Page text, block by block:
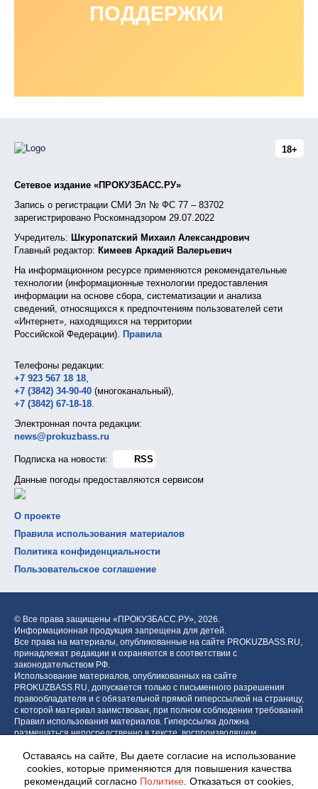
ПОДДЕРЖКИ
18+
Сетевое издание «ПРОКУЗБАСС.РУ»
Запись о регистрации СМИ Эл № ФС 77 – 83702
зарегистрировано Роскомнадзором 29.07.2022
Учредитель: Шкуропатский Михаил Александрович
Главный редактор: Кимеев Аркадий Валерьевич
На информационном ресурсе применяются рекомендательные
технологии (информационные технологии предоставления
информации на основе сбора, систематизации и анализа
сведений, относящихся к предпочтениям пользователей сети
«Интернет», находящихся на территории
Российской Федерации). Правила
Телефоны редакции:
+7 923 567 18 18,
+7 (3842) 34-90-40 (многоканальный),
+7 (3842) 67-18-18.
Электронная почта редакции:
news@prokuzbass.ru
Подписка на новости:
RSS
Данные погоды предоставляются сервисом
О проекте
Правила использования материалов
Политика конфиденциальности
Пользовательское соглашение
© Все права защищены «ПРОКУЗБАСС.РУ», 2026.
Информационная продукция запрещена для детей.
Все права на материалы, опубликованные на сайте PROKUZBASS.RU,
принадлежат редакции и охраняются в соответствии с
законодательством РФ.
Использование материалов, опубликованных на сайте
PROKUZBASS.RU, допускается только с письменного разрешения
правообладателя и с обязательной прямой гиперссылкой на страницу,
с которой материал заимствован, при полном соблюдении требований
Правил использования материалов. Гиперссылка должна
размещаться непосредственно в тексте, воспроизводящем
блока.
Оставаясь на сайте, Вы даете согласие на использование
cookies, которые применяются для повышения качества
рекомендаций согласно Политике . Отказаться от cookies,